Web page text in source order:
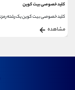
کلید خصوصی بیت کوین
مشاهده